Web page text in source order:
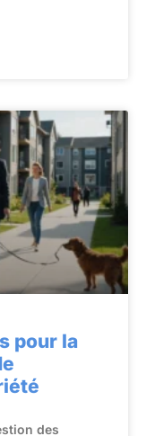
pour la
des